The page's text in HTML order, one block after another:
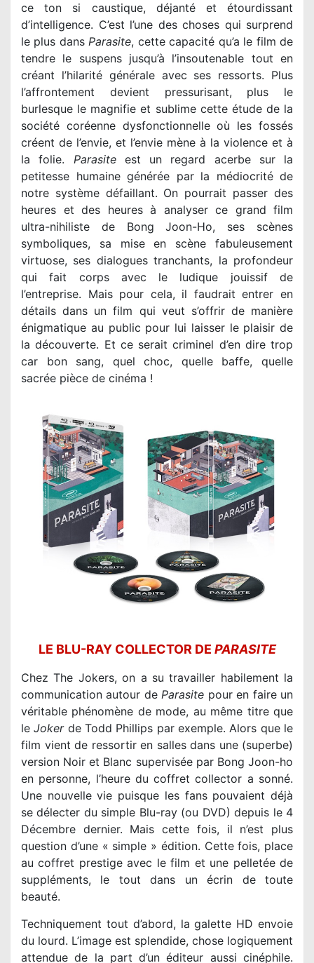
ce ton si caustique, déjanté et étourdissant
d’intelligence. C’est l’une des choses qui surprend
le plus dansParasite, cette capacité qu’a le film de
tendre le suspens jusqu’à l’insoutenable tout en
créant l’hilarité générale avec ses ressorts. Plus
l’affrontement devient pressurisant, plus le
burlesque le magnifie et sublime cette étude de la
société coréenne dysfonctionnelle où les fossés
créent de l’envie, et l’envie mène à la violence et à
la folie. Parasiteest un regard acerbe sur la
petitesse humaine générée par la médiocrité de
notre système défaillant. On pourrait passer des
heures et des heures à analyser ce grand film
ultra-nihiliste de Bong Joon-Ho, ses scènes
symboliques, sa mise en scène fabuleusement
virtuose, ses dialogues tranchants, la profondeur
qui fait corps avec le ludique jouissif de
l’entreprise. Mais pour cela, il faudrait entrer en
détails dans un film qui veut s’offrir de manière
énigmatique au public pour lui laisser le plaisir de
la découverte. Et ce serait criminel d’en dire trop
car bon sang, quel choc, quelle baffe, quelle
sacrée pièce de cinéma !
LE BLU-RAY COLLECTOR DE PARASITE
Chez The Jokers, on a su travailler habilement la
communication autour deParasite pour en faire un
véritable phénomène de mode, au même titre que
leJokerde Todd Phillips par exemple. Alors que le
film vient de ressortir en salles dans une (superbe)
version Noir et Blanc supervisée par Bong Joon-ho
en personne, l’heure du coffret collector a sonné.
Une nouvelle vie puisque les fans pouvaient déjà
se délecter du simple Blu-ray (ou DVD) depuis le 4
Décembre dernier. Mais cette fois, il n’est plus
question d’une « simple » édition. Cette fois, place
au coffret prestige avec le film et une pelletée de
suppléments, le tout dans un écrin de toute
beauté.
Techniquement tout d’abord, la galette HD envoie
du lourd. L’image est splendide, chose logiquement
attendue de la part d’un éditeur aussi cinéphile.